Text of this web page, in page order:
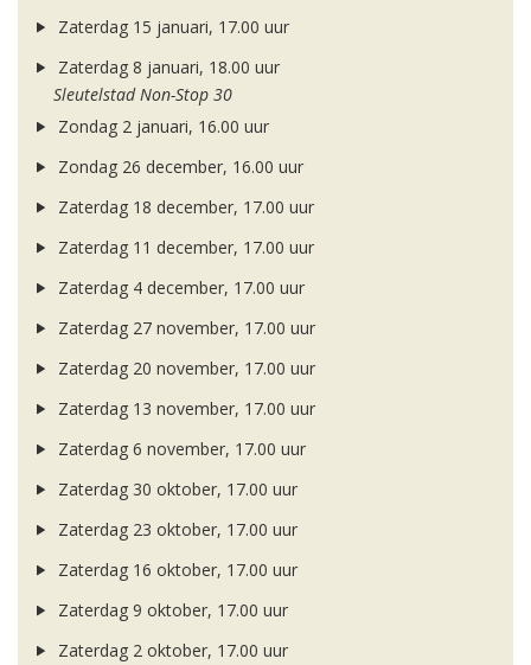
Zaterdag 15 januari, 17.00 uur
Zaterdag 8 januari, 18.00 uur
Sleutelstad Non-Stop 30
Zondag 2 januari, 16.00 uur
Zondag 26 december, 16.00 uur
Zaterdag 18 december, 17.00 uur
Zaterdag 11 december, 17.00 uur
Zaterdag 4 december, 17.00 uur
Zaterdag 27 november, 17.00 uur
Zaterdag 20 november, 17.00 uur
Zaterdag 13 november, 17.00 uur
Zaterdag 6 november, 17.00 uur
Zaterdag 30 oktober, 17.00 uur
Zaterdag 23 oktober, 17.00 uur
Zaterdag 16 oktober, 17.00 uur
Zaterdag 9 oktober, 17.00 uur
Zaterdag 2 oktober, 17.00 uur